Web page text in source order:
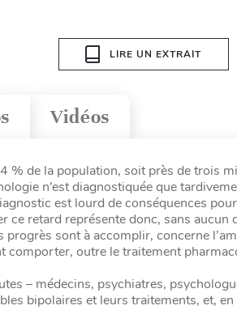
LIRE UN EXTRAIT
Vidéos
% de la population, soit près de trois
n’est diagnostiquée que
est lourd de conséquences
ce retard représente donc, sans aucun
progrès sont à accomplir, concerne
comporter, outre le traitement
– médecins, psychiatres,
bipolaires et leurs traitements, et,